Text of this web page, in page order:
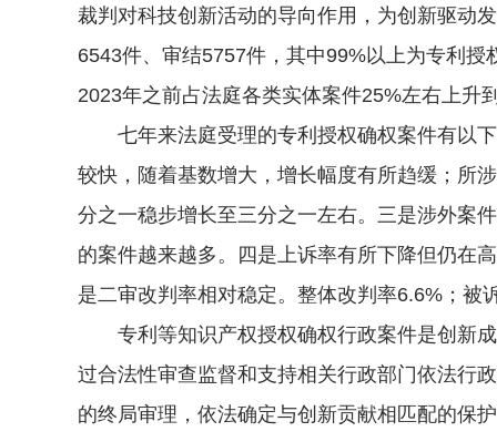
裁判对科技创新活动的导向作用，为创新驱动
6543件、审结5757件，其中99%以上为专利
2023年之前占法庭各类实体案件25%左右上升
七年来法庭受理的专利授权确权案件有以下
较快，随着基数增大，增长幅度有所趋缓；所
分之一稳步增长至三分之一左右。三是涉外案
的案件越来越多。四是上诉率有所下降但仍在
是二审改判率相对稳定。整体改判率6.6%；被
专利等知识产权授权确权行政案件是创新成
过合法性审查监督和支持相关行政部门依法行
的终局审理，依法确定与创新贡献相匹配的保